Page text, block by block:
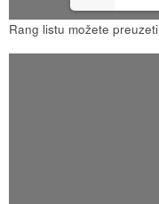
Rang listu možete preuzeti